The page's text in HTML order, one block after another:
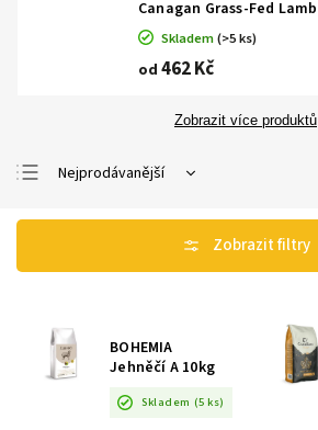
Canagan Grass-Fed Lamb
Skladem(>5 ks)
od 462 Kč
Zobrazit více produktů
Nejprodávanější
Abecedně
BOHEMIA
Jehněčí A 10kg
Skladem (5 ks)